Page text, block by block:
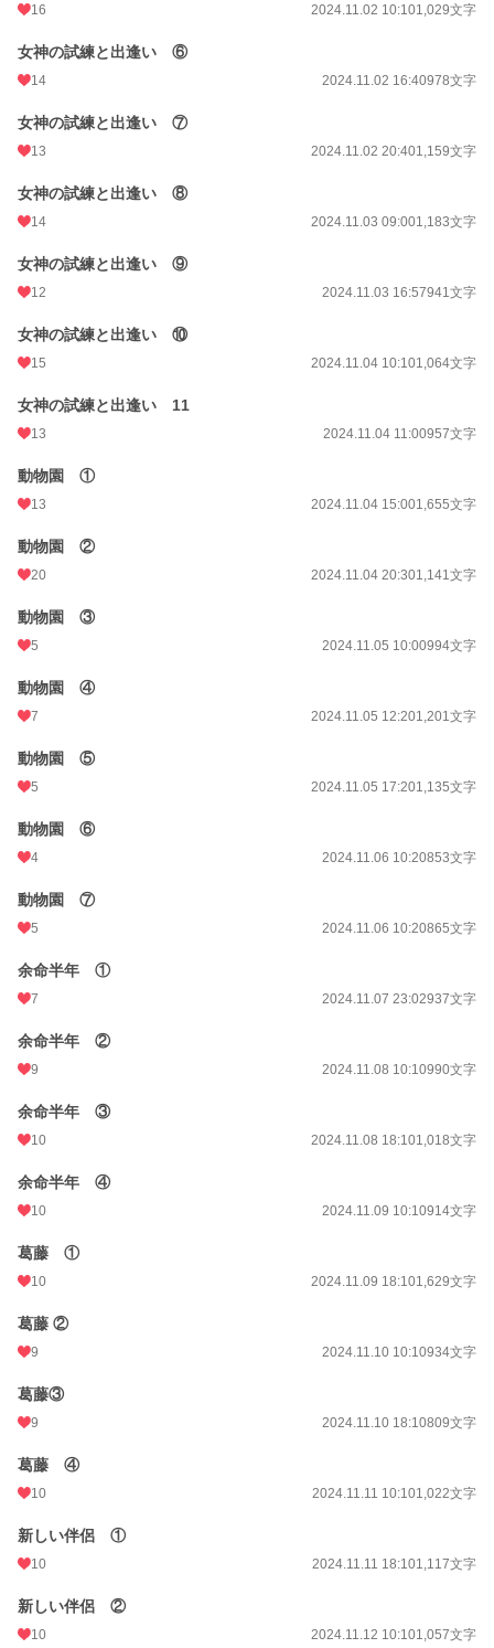
16 2024.11.02 10:101,029文字
女神の試練と出逢い ⑥
14 2024.11.02 16:40978文字
女神の試練と出逢い ⑦
13 2024.11.02 20:401,159文字
女神の試練と出逢い ⑧
14 2024.11.03 09:001,183文字
女神の試練と出逢い ⑨
12 2024.11.03 16:57941文字
女神の試練と出逢い ⑩
15 2024.11.04 10:101,064文字
女神の試練と出逢い 11
13 2024.11.04 11:00957文字
動物園 ①
13 2024.11.04 15:001,655文字
動物園 ②
20 2024.11.04 20:301,141文字
動物園 ③
5 2024.11.05 10:00994文字
動物園 ④
7 2024.11.05 12:201,201文字
動物園 ⑤
5 2024.11.05 17:201,135文字
動物園 ⑥
4 2024.11.06 10:20853文字
動物園 ⑦
5 2024.11.06 10:20865文字
余命半年 ①
7 2024.11.07 23:02937文字
余命半年 ②
9 2024.11.08 10:10990文字
余命半年 ③
10 2024.11.08 18:101,018文字
余命半年 ④
10 2024.11.09 10:10914文字
葛藤 ①
10 2024.11.09 18:101,629文字
葛藤 ②
9 2024.11.10 10:10934文字
葛藤③
9 2024.11.10 18:10809文字
葛藤 ④
10 2024.11.11 10:101,022文字
新しい伴侶 ①
10 2024.11.11 18:101,117文字
新しい伴侶 ②
10 2024.11.12 10:101,057文字